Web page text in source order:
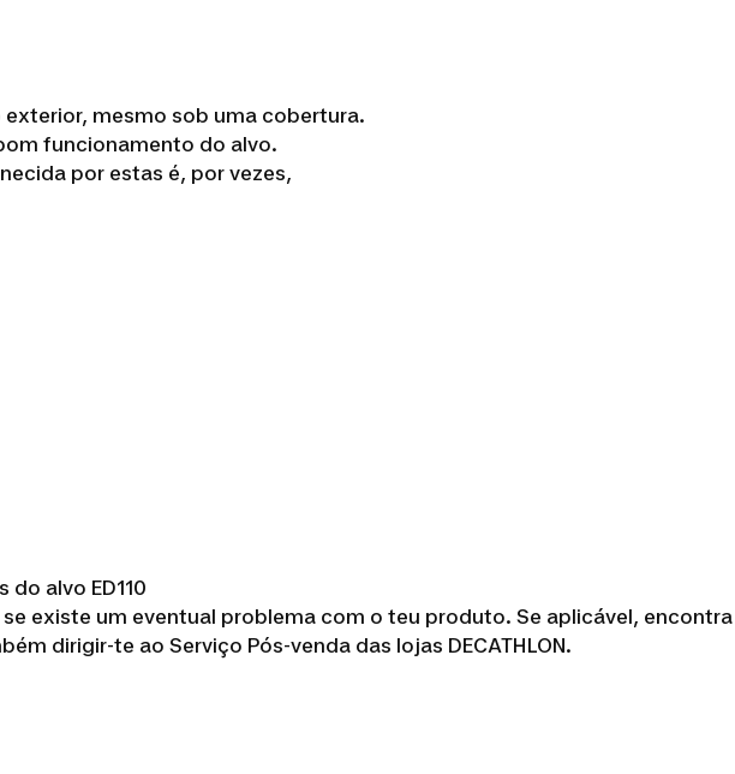
mesmo sob uma cobertura.
funcionamento do alvo.
por estas é, por vezes,
alvo ED110
existe um eventual problema com o teu produto. Se aplicável,
dirigir-te ao Serviço Pós-venda das lojas DECATHLON.